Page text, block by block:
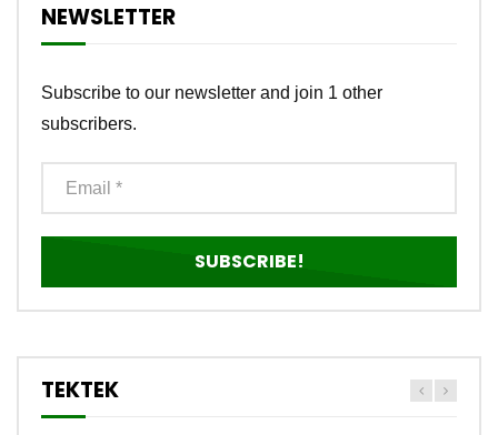
NEWSLETTER
Subscribe to our newsletter and join 1 other
subscribers.
TEKTEK